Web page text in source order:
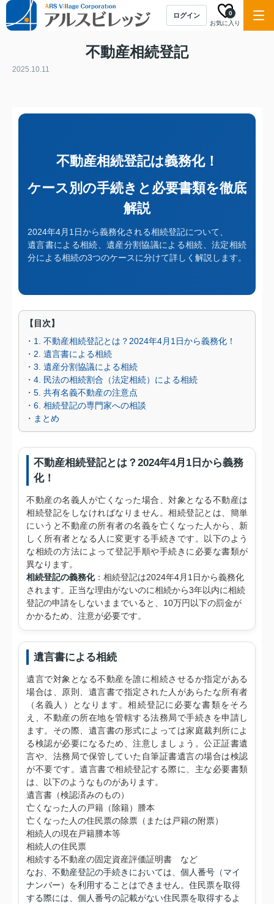
ログイン
お気に入り
0
不動産相続登記
2025.10.11
不動産相続登記は義務化！
ケース別の手続きと必要書類を徹底
解説
2024年4月1日から義務化される相続登記について、
遺言書による相続、遺産分割協議による相続、法定相続
分による相続の3つのケースに分けて詳しく解説します。
【目次】
・1. 不動産相続登記とは？2024年4月1日から義務化！
・2. 遺言書による相続
・3. 遺産分割協議による相続
・4. 民法の相続割合（法定相続）による相続
・5. 共有名義不動産の注意点
・6. 相続登記の専門家への相談
・まとめ
不動産相続登記とは？2024年4月1日から義務
化！
不動産の名義人が亡くなった場合、対象となる不動産は
相続登記をしなければなりません。相続登記とは、簡単
にいうと不動産の所有者の名義を亡くなった人から、新
しく所有者となる人に変更する手続きです。以下のよう
な相続の方法によって登記手順や手続きに必要な書類が
異なります。
相続登記の義務化：相続登記は2024年4月1日から義務化
されます。正当な理由がないのに相続から3年以内に相続
登記の申請をしないままでいると、10万円以下の罰金が
かかるため、注意が必要です。
遺言書による相続
遺言で対象となる不動産を誰に相続させるか指定がある
場合は、原則、遺言書で指定された人があらたな所有者
（名義人）となります。相続登記に必要な書類をそろ
え、不動産の所在地を管轄する法務局で手続きを申請し
ます。その際、遺言書の形式によっては家庭裁判所によ
る検認が必要になるため、注意しましょう。公正証書遺
言や、法務局で保管していた自筆証書遺言の場合は検認
が不要です。遺言書で相続登記する際に、主な必要書類
は、以下のようなものがあります。
遺言書（検認済みのもの）
亡くなった人の戸籍（除籍）謄本
亡くなった人の住民票の除票（または戸籍の附票）
相続人の現在戸籍謄本等
相続人の住民票
相続する不動産の固定資産評価証明書 など
なお、不動産登記の手続きにおいては、個人番号（マイ
ナンバー）を利用することはできません。住民票を取得
する際には、個人番号の記載がない住民票を取得するよ